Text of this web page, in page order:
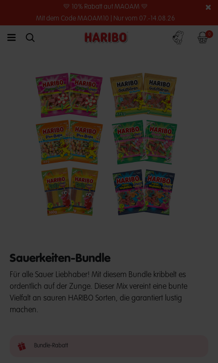
💛 10% Rabatt auf MAOAM 💛
Mit dem Code MAOAM10 | Nur vom 07.-14.08.26
link.header.menu.label
simplesearch.search.label
Konto 0
Sauerkeiten-Bundle
Für alle Sauer Liebhaber! Mit diesem Bundle kribbelt es
ordentlich auf der Zunge. Dieser Mix vereint eine bunte
Vielfalt an sauren HARIBO Sorten, die garantiert lustig
machen.
Bundle-Rabatt